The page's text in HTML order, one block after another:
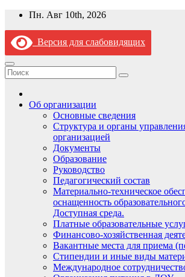
Перейти
содержимому
Пн. Авг 10th, 2026
Версия для слабовидящих
Об организации
Основные сведения
Структура и органы
организацией
Документы
Образование
Руководство
Педагогический состав
Материально-техническое
оснащенность
Доступная среда.
Платные образовательные
Финансово-хозяйственная
Вакантные места для приема
Стипендии и иные виды
Международное